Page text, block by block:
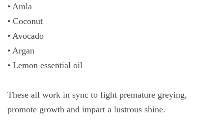
• Amla
• Coconut
• Avocado
• Argan
• Lemon essential oil
These all work in sync to fight premature greying,
promote growth and impart a lustrous shine.